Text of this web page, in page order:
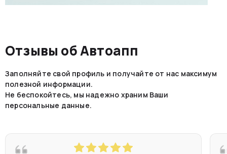
Отзывы об Автоапп
Заполняйте свой профиль и получайте от нас максимум
полезной информации.
Не беспокойтесь, мы надежно храним Ваши
персональные данные.